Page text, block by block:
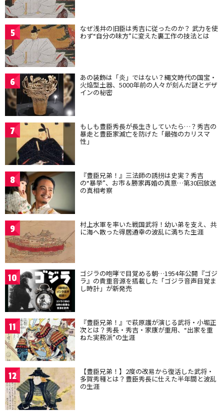
5 なぜ浅井の旧臣は秀吉に従ったのか？ 武力を使
わず“自分の味方”に変えた裏工作の技法とは
6 あの装飾は「炎」ではない？縄文時代の国宝・
火焔型土器、5000年前の人々が刻んだ謎とデザ
インの秘密
7 もしも豊臣秀長が長生きしていたら…？秀吉の
暴走と豊臣家滅亡を防げた「最強のカリスマ
性」
8 『豊臣兄弟！』三法師の誘拐は史実？秀吉
の“暴挙”、お市＆勝家再婚の真意…第30回放送
の真相考察
9 村上水軍を率いた戦国武将！幼い弟を支え、共
に海へ散った得居通幸の波乱に満ちた生涯
10 ゴジラの咆哮で目覚める朝…1954年公開『ゴジ
ラ』の貴重音源を搭載した「ゴジラ音声目覚ま
し時計」が新発売
11 『豊臣兄弟！』で萩原護が演じる武将・小堀正
次とは？秀長・秀吉・家康が重用、“出家を重
ねた実務派”の生涯
12 【豊臣兄弟！】2度の改易から復活した武将・
多賀秀種とは？豊臣秀長に仕えた半年間と波乱
の生涯